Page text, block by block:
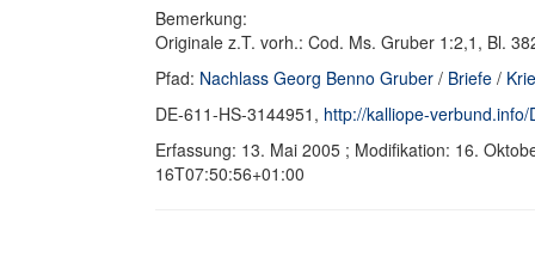
Bemerkung:
Originale z.T. vorh.: Cod. Ms. Gruber 1:2,1, Bl.
Pfad: Nachlass Georg Benno Gruber / Briefe /
DE-611-HS-3144951, http://kalliope-
Erfassung: 13. Mai 2005 ; Modifikation: 16.
16T07:50:56+01:00